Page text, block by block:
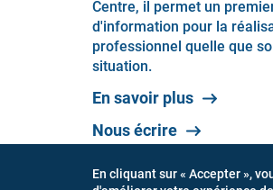
Centre, il permet un
d'information pour la
professionnel quelle que
situation.
En savoir plus
Nous écrire
En cliquant sur « Accepter »,